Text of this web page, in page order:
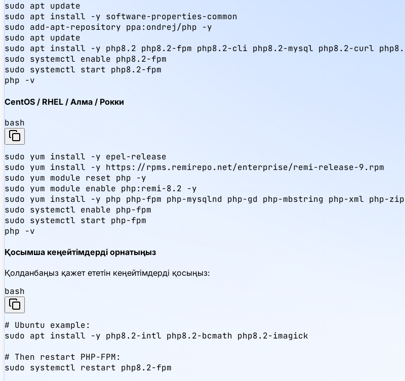
sudo apt update
sudo apt install -y software-properties-common
sudo add-apt-repository ppa:ondrej/php -y
sudo apt update
sudo apt install -y php8.2 php8.2-fpm php8.2-cli php8.2-mysql php8.2-curl
sudo systemctl enable php8.2-fpm
sudo systemctl start php8.2-fpm
php -v
CentOS / RHEL / Алма / Рокки
bash
sudo yum install -y epel-release
sudo yum install -y https://rpms.remirepo.net/enterprise/remi-release-9.rpm
sudo yum module reset php -y
sudo yum module enable php:remi-8.2 -y
sudo yum install -y php php-fpm php-mysqlnd php-gd php-mbstring php-xml php-
sudo systemctl enable php-fpm
sudo systemctl start php-fpm
php -v
Қосымша кеңейтімдерді орнатыңыз
Қолданбаңыз қажет ететін кеңейтімдерді қосыңыз:
bash
# Ubuntu example:
sudo apt install -y php8.2-intl php8.2-bcmath php8.2-imagick
# Then restart PHP-FPM:
sudo systemctl restart php8.2-fpm